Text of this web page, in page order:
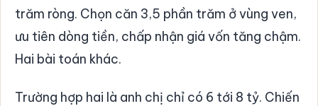
trăm ròng. Chọn căn 3,5 phần trăm ở vùng ven,
ưu tiên dòng tiền, chấp nhận giá vốn tăng chậm.
Hai bài toán khác.
Trường hợp hai là anh chị chỉ có 6 tới 8 tỷ. Chiến